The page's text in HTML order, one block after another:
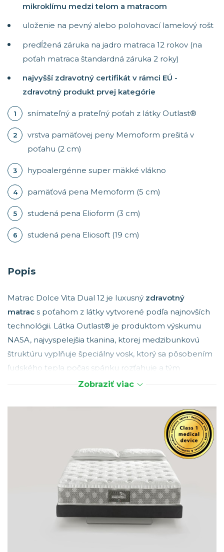
mikroklímu medzi telom a matracom
uloženie na pevný alebo polohovací lamelový rošt
predĺžená záruka na jadro matraca 12 rokov (na
poťah matraca štandardná záruka 2 roky)
najvyšší zdravotný certifikát v rámci EÚ -
zdravotný produkt prvej kategórie
snímateľný a prateľný poťah z látky Outlast®
vrstva pamäťovej peny Memoform prešitá v
poťahu (2 cm)
hypoalergénne super mäkké vlákno
pamäťová pena Memoform (5 cm)
studená pena Elioform (3 cm)
studená pena Eliosoft (19 cm)
Popis
Matrac Dolce Vita Dual 12 je luxusný zdravotný
matrac s poťahom z látky vytvorené podľa najnovších
technológii. Látka Outlast® je produktom výskumu
NASA, najvyspelejšia tkanina, ktorej medzibunkovú
štruktúru vyplňuje špeciálny vosk, ktorý sa pôsobením
ľudského tepla počas spánku rozťahuje a tým
zabraňuje úniku tepla. Po roztiahnutí vosku na
priestor otvorí, umožní priechod vzduchu a udržuje
vhodnú mikroklímu. Kumuluje teplotu a postupne ju
uvoľňuje. Do poťahu je navyše prešitá 2 cm vrstva
Memoform, ktorá spoločne s ďalšími
pamäťovej penyv hornej vrstve jadra robí z
matracov výnimočne pohodlné miesto pre optimálny
zdravý spánok. Spodná vrstvastudenej
Elioform a pod ňou vrstvastudenej peny
jemne podopiera telo tak, aby matrac poskytoval
Zobraziť viac